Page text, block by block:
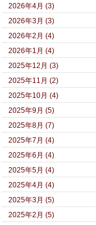
2026年4月 (3)
2026年3月 (3)
2026年2月 (4)
2026年1月 (4)
2025年12月 (3)
2025年11月 (2)
2025年10月 (4)
2025年9月 (5)
2025年8月 (7)
2025年7月 (4)
2025年6月 (4)
2025年5月 (4)
2025年4月 (4)
2025年3月 (5)
2025年2月 (5)